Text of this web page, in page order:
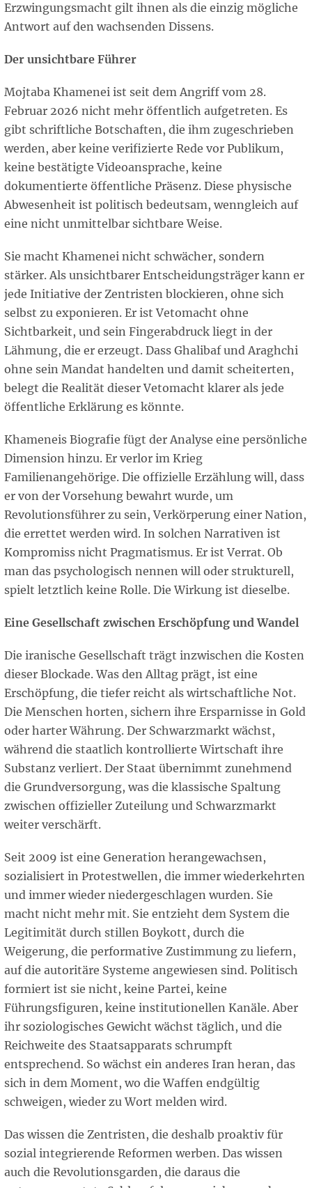
Erzwingungsmacht gilt ihnen als die einzig mögliche
Antwort auf den wachsenden Dissens.
Der unsichtbare Führer
Mojtaba Khamenei ist seit dem Angriff vom 28.
Februar 2026 nicht mehr öffentlich aufgetreten. Es
gibt schriftliche Botschaften, die ihm zugeschrieben
werden, aber keine verifizierte Rede vor Publikum,
keine bestätigte Videoansprache, keine
dokumentierte öffentliche Präsenz. Diese physische
Abwesenheit ist politisch bedeutsam, wenngleich auf
eine nicht unmittelbar sichtbare Weise.
Sie macht Khamenei nicht schwächer, sondern
stärker. Als unsichtbarer Entscheidungsträger kann er
jede Initiative der Zentristen blockieren, ohne sich
selbst zu exponieren. Er ist Vetomacht ohne
Sichtbarkeit, und sein Fingerabdruck liegt in der
Lähmung, die er erzeugt. Dass Ghalibaf und Araghchi
ohne sein Mandat handelten und damit scheiterten,
belegt die Realität dieser Vetomacht klarer als jede
öffentliche Erklärung es könnte.
Khameneis Biografie fügt der Analyse eine persönliche
Dimension hinzu. Er verlor im Krieg
Familienangehörige. Die offizielle Erzählung will, dass
er von der Vorsehung bewahrt wurde, um
Revolutionsführer zu sein, Verkörperung einer Nation,
die errettet werden wird. In solchen Narrativen ist
Kompromiss nicht Pragmatismus. Er ist Verrat. Ob
man das psychologisch nennen will oder strukturell,
spielt letztlich keine Rolle. Die Wirkung ist dieselbe.
Eine Gesellschaft zwischen Erschöpfung und Wandel
Die iranische Gesellschaft trägt inzwischen die Kosten
dieser Blockade. Was den Alltag prägt, ist eine
Erschöpfung, die tiefer reicht als wirtschaftliche Not.
Die Menschen horten, sichern ihre Ersparnisse in Gold
oder harter Währung. Der Schwarzmarkt wächst,
während die staatlich kontrollierte Wirtschaft ihre
Substanz verliert. Der Staat übernimmt zunehmend
die Grundversorgung, was die klassische Spaltung
zwischen offizieller Zuteilung und Schwarzmarkt
weiter verschärft.
Seit 2009 ist eine Generation herangewachsen,
sozialisiert in Protestwellen, die immer wiederkehrten
und immer wieder niedergeschlagen wurden. Sie
macht nicht mehr mit. Sie entzieht dem System die
Legitimität durch stillen Boykott, durch die
Weigerung, die performative Zustimmung zu liefern,
auf die autoritäre Systeme angewiesen sind. Politisch
formiert ist sie nicht, keine Partei, keine
Führungsfiguren, keine institutionellen Kanäle. Aber
ihr soziologisches Gewicht wächst täglich, und die
Reichweite des Staatsapparats schrumpft
entsprechend. So wächst ein anderes Iran heran, das
sich in dem Moment, wo die Waffen endgültig
schweigen, wieder zu Wort melden wird.
Das wissen die Zentristen, die deshalb proaktiv für
sozial integrierende Reformen werben. Das wissen
auch die Revolutionsgarden, die daraus die